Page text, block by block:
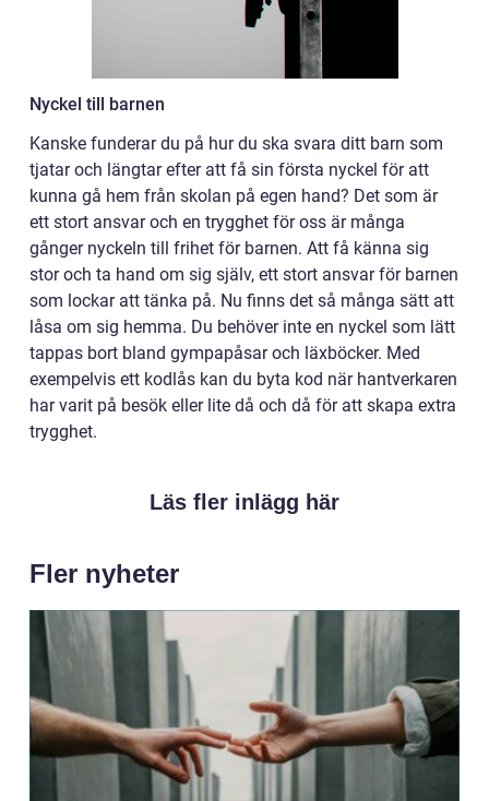
Nyckel till barnen
Kanske funderar du på hur du ska svara ditt barn som
tjatar och längtar efter att få sin första nyckel för att
kunna gå hem från skolan på egen hand? Det som är
ett stort ansvar och en trygghet för oss är många
gånger nyckeln till frihet för barnen. Att få känna sig
stor och ta hand om sig själv, ett stort ansvar för barnen
som lockar att tänka på. Nu finns det så många sätt att
låsa om sig hemma. Du behöver inte en nyckel som lätt
tappas bort bland gympapåsar och läxböcker. Med
exempelvis ett kodlås kan du byta kod när hantverkaren
har varit på besök eller lite då och då för att skapa extra
trygghet.
Läs fler inlägg här
Fler nyheter